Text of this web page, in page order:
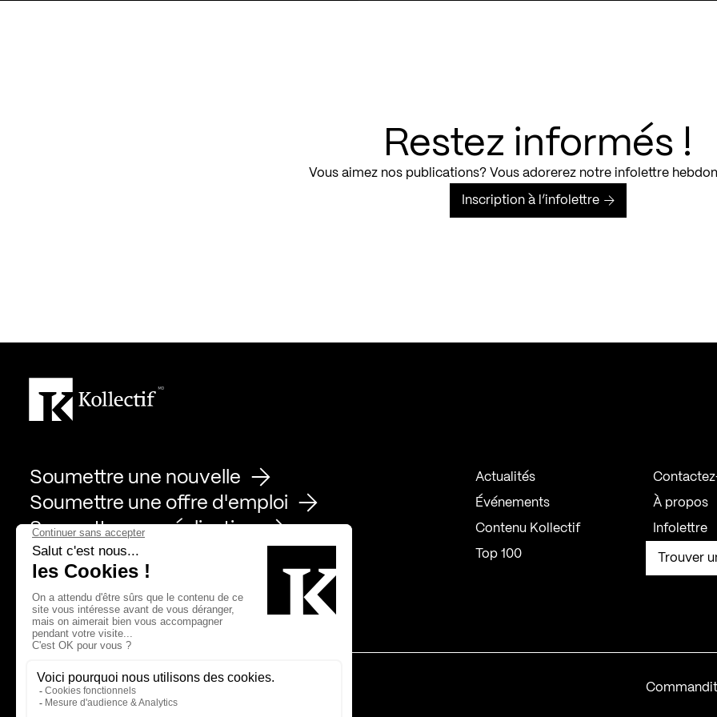
Restez informés !
Vous aimez nos publications? Vous adorerez notre infolettre
Inscription à l’infolettre
Soumettre une nouvelle
Soumettre une offre d'emploi
Soumettre une réalisation
Actualités
Événements
Contenu Kollectif
Top 100
À propos
Infolettre
Trouver
Page Facebook de Kollectif
Page Instagram de Kollectif
Page Linkedin de Kollectif
Partenaires